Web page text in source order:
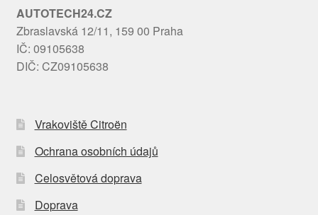
AUTOTECH24.CZ
Zbraslavská 12/11, 159 00 Praha
IČ: 09105638
DIČ: CZ09105638
Vrakoviště Citroën
Ochrana osobních údajů
Celosvětová doprava
Doprava